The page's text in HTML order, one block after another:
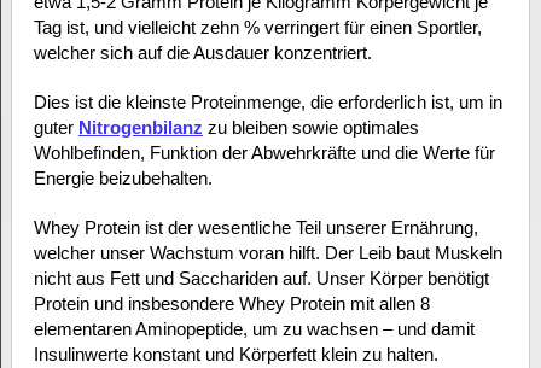
Tag ist, und vielleicht zehn % verringert für einen Sportler,
welcher sich auf die Ausdauer konzentriert.
Dies ist die kleinste Proteinmenge, die erforderlich ist, um in
guter Nitrogenbilanz zu bleiben sowie optimales
Wohlbefinden, Funktion der Abwehrkräfte und die Werte für
Energie beizubehalten.
Whey Protein ist der wesentliche Teil unserer Ernährung,
welcher unser Wachstum voran hilft. Der Leib baut Muskeln
nicht aus Fett und Sacchariden auf. Unser Körper benötigt
Protein und insbesondere Whey Protein mit allen 8
elementaren Aminopeptide, um zu wachsen – und damit
Insulinwerte konstant und Körperfett klein zu halten.